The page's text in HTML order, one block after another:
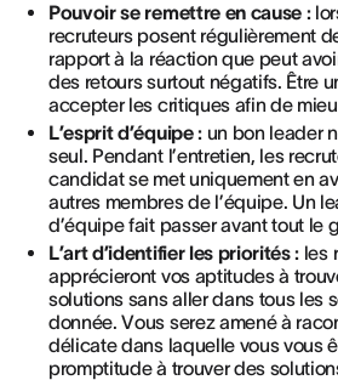
Pouvoir se remettre en cause :
recruteurs posent régulièrement
rapport à la réaction que peut
des retours surtout négatifs. Être
accepter les critiques afin de
L’esprit d’équipe :un bon leader
seul. Pendant l’entretien, les
candidat se met uniquement en
autres membres de l’équipe. Un
d’équipe fait passer avant tout le
L’art d’identifier les priorités : les
apprécieront vos aptitudes à
solutions sans aller dans tous les
donnée. Vous serez amené à
délicate dans laquelle vous vous
promptitude à trouver des